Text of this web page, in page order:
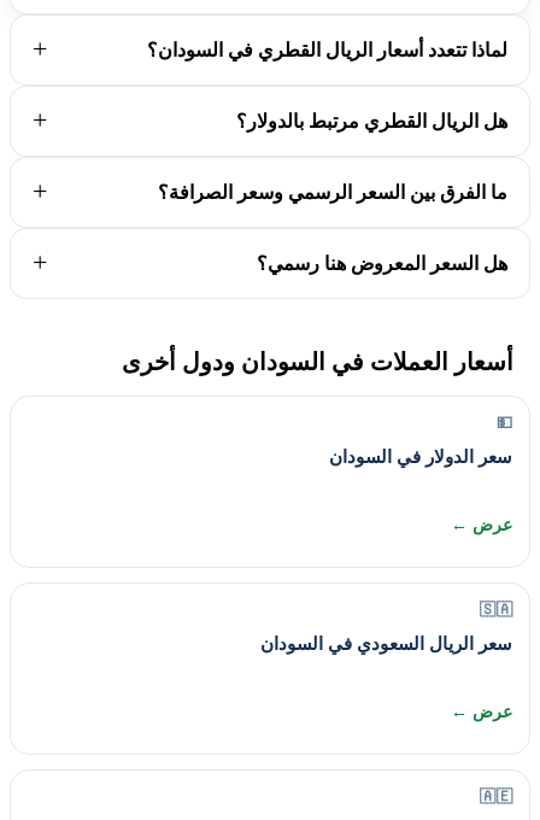
لماذا تتعدد أسعار الريال القطري في السودان؟
هل الريال القطري مرتبط بالدولار؟
ما الفرق بين السعر الرسمي وسعر الصرافة؟
هل السعر المعروض هنا رسمي؟
أسعار العملات في السودان ودول أخرى
💵
سعر الدولار في السودان
عرض ←
🇸🇦
سعر الريال السعودي في السودان
عرض ←
🇦🇪